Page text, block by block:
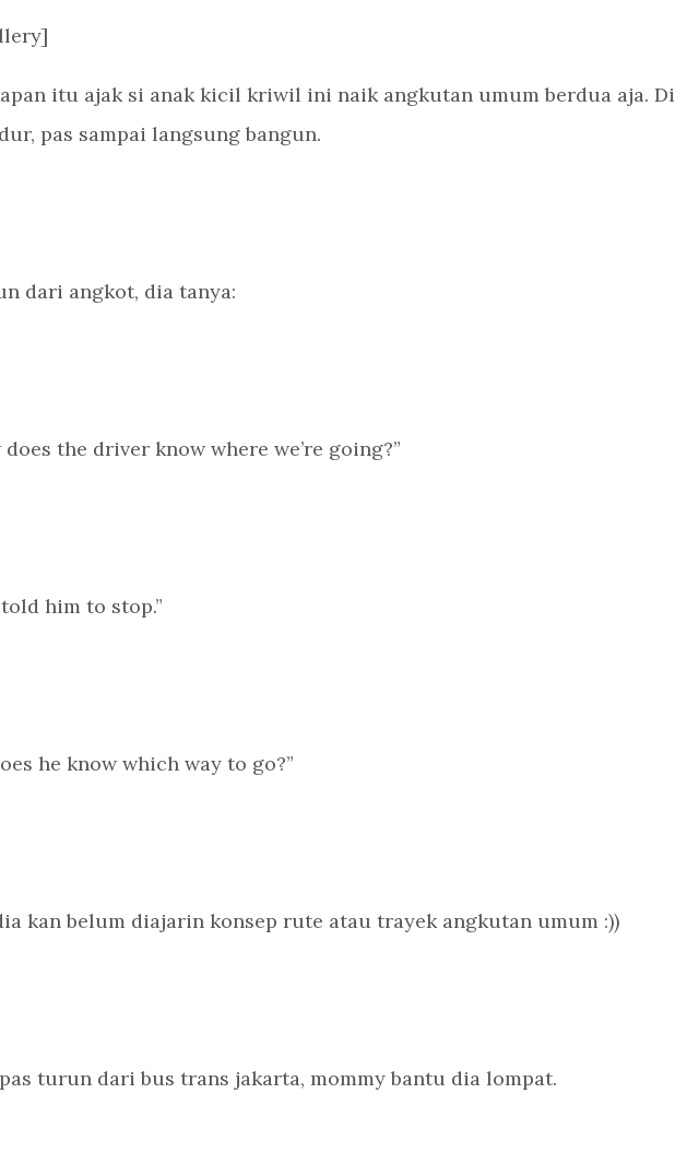
itu ajak si anak kicil kriwil ini naik angkutan umum berdua aja. Di
pas sampai langsung bangun.
dari angkot, dia tanya:
does the driver know where we’re going?”
him to stop.”
he know which way to go?”
kan belum diajarin konsep rute atau trayek angkutan umum :))
turun dari bus trans jakarta, mommy bantu dia lompat.